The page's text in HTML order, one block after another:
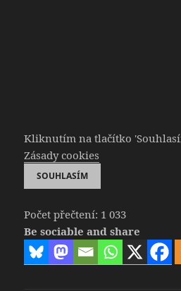
Kliknutím na tlačítko
Zásady cookies
SOUHLASÍM
Počet přečtení: 1 033
Be sociable and share